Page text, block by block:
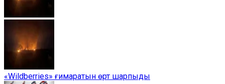
«Wildberries» ғимаратын өрт шарпыды